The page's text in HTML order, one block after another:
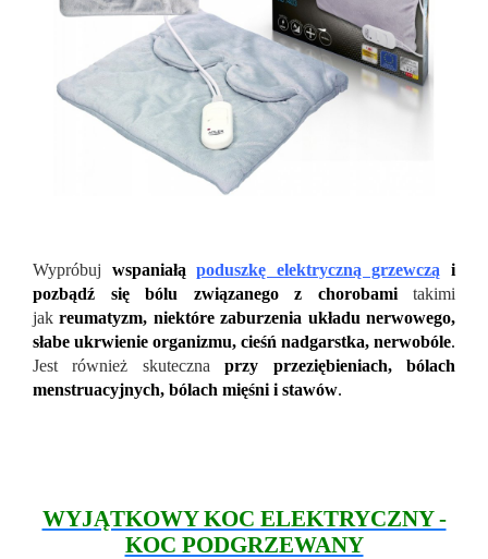
Wypróbuj wspaniałąpoduszkę elektryczną grzewczą i
pozbądź się bólu związanego z chorobamitakimi
jakreumatyzm, niektóre zaburzenia układu nerwowego,
słabe ukrwienie organizmu, cieśń nadgarstka, nerwobóle.
Jest również skutecznaprzy przeziębieniach, bólach
menstruacyjnych, bólach mięśni i stawów.
WYJĄTKOWY KOC ELEKTRYCZNY -
KOC PODGRZEWANY